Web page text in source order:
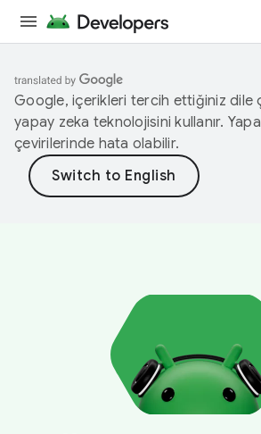
Google, içerikleri tercih ettiğiniz dile
yapay zeka teknolojisini kullanır.
çevirilerinde hata olabilir.